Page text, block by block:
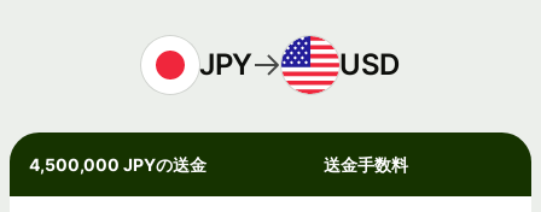
JPY USD
4,500,000 JPYの送金 送金手数料